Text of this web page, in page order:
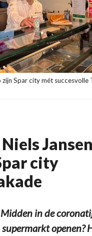
Spar city mét succesvolle
city
in de
openen?